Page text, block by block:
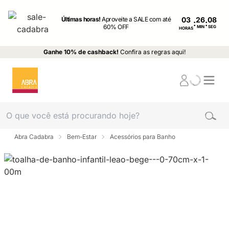
Últimas horas!Aproveite a SALE com até
60% OFF
03
HORAS: MIN : SEG
Ganhe 10% de cashback! Confira as regras aqui!
Abra Cadabra Bem-Estar Acessórios para Banho